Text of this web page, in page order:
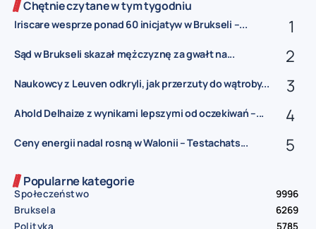
Chętnie czytane w tym tygodniu
Iriscare wesprze ponad 60 inicjatyw w Brukseli –...
Sąd w Brukseli skazał mężczyznę za gwałt na...
Naukowcy z Leuven odkryli, jak przerzuty do wątroby...
Ahold Delhaize z wynikami lepszymi od oczekiwań –...
Ceny energii nadal rosną w Walonii – Testachats...
Popularne kategorie
Społeczeństwo
9996
Bruksela
6269
Polityka
5785